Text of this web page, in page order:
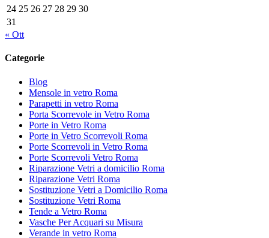
24 25 26 27 28 29 30
31
« Ott
Categorie
Blog
Mensole in vetro Roma
Parapetti in vetro Roma
Porta Scorrevole in Vetro Roma
Porte in Vetro Roma
Porte in Vetro Scorrevoli Roma
Porte Scorrevoli in Vetro Roma
Porte Scorrevoli Vetro Roma
Riparazione Vetri a domicilio Roma
Riparazione Vetri Roma
Sostituzione Vetri a Domicilio Roma
Sostituzione Vetri Roma
Tende a Vetro Roma
Vasche Per Acquari su Misura
Verande in vetro Roma